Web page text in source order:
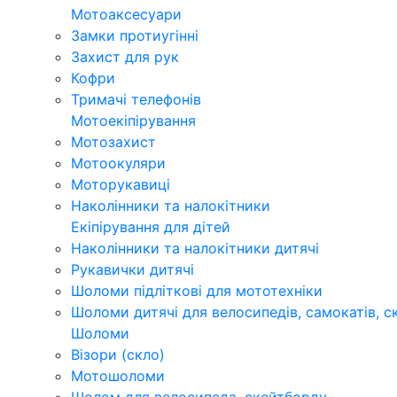
Мотоаксесуари
Замки протиугінні
Захист для рук
Кофри
Тримачі телефонів
Мотоекіпірування
Мотозахист
Мотоокуляри
Моторукавиці
Наколінники та налокітники
Екіпірування для дітей
Наколінники та налокітники дитячі
Рукавички дитячі
Шоломи підліткові для мототехніки
Шоломи дитячі для велосипедів, самокатів,
Шоломи
Візори (скло)
Мотошоломи